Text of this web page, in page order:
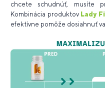
chcete schudnúť, musíte
Kombinácia produktov Lady
efektívne pomôže dosiahnuť